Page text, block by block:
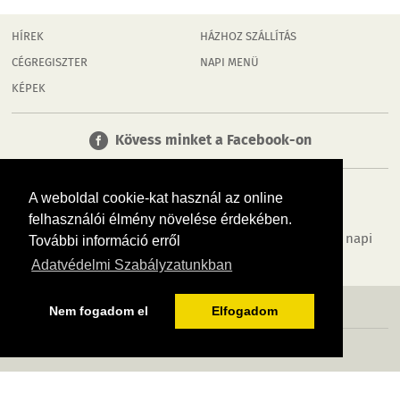
A weboldal cookie-kat használ az online
felhasználói élmény növelése érdekében.
További információ erről
Adatvédelmi Szabályzatunkban
Nem fogadom el Elfogadom
HÍREK
CÉGREGISZTER
KÉPEK
HÁZHOZ SZÁLLÍTÁS
NAPI MENÜ
Kövess minket a Facebook-on
Tudj meg többet városodról! Hírek, programok, képek, napi
menü, cégek…. és minden, ami Dombóvár
MÉDIAAJÁNLÓ ADATVÉDELEM IMPRESSZUM RÓLUNK